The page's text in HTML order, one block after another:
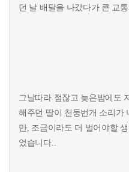
던 날 배달을 나갔다가 큰 교
그날따라 점잖고 늦은밤에도
해주던 딸이 천둥번개 소리가
만, 조금이라도 더 벌어야할
었습니다..